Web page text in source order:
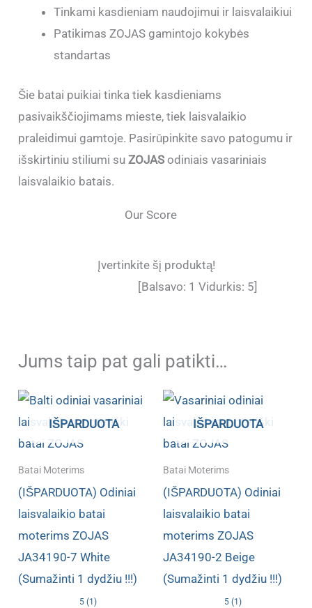
Tinkami kasdieniam naudojimui ir laisvalaikiui
Patikimas ZOJAS gamintojo kokybės
standartas
Šie batai puikiai tinka tiek kasdieniams
pasivaikščiojimams mieste, tiek laisvalaikio
praleidimui gamtoje. Pasirūpinkite savo patogumu ir
išskirtiniu stiliumi suZOJAS odiniais vasariniais
laisvalaikio batais.
Our Score
Įvertinkite šį produktą!
[Balsavo: 1 Vidurkis: 5]
Jums taip pat gali patikti…
IŠPARDUOTA
Batai Moterims
(IŠPARDUOTA) Odiniai
laisvalaikio batai
moterims ZOJAS
JA34190-7 White
(Sumažinti 1 dydžiu !!!)
5 (1)
IŠPARDUOTA
Batai Moterims
(IŠPARDUOTA) Odiniai
laisvalaikio batai
moterims ZOJAS
JA34190-2 Beige
(Sumažinti 1 dydžiu !!!)
5 (1)